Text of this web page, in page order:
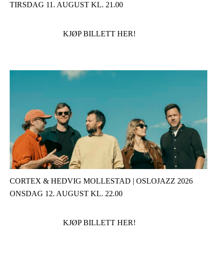
TIRSDAG 11. AUGUST KL. 21.00
KJØP BILLETT HER!
CORTEX & HEDVIG MOLLESTAD | OSLOJAZZ 2026
ONSDAG 12. AUGUST KL. 22.00
KJØP BILLETT HER!